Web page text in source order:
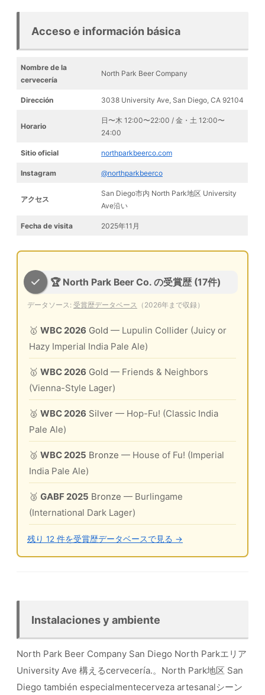
Acceso e información básica
Nombre de la
cervecería
North Park Beer Company
Dirección 3038 University Ave, San Diego, CA 92104
Horario
日〜木 12:00〜22:00 / 金・土 12:00〜
24:00
Sitio oficial northparkbeerco.com
Instagram @northparkbeerco
アクセス
San Diego市内 North Park地区 University
Ave沿い
Fecha de visita 2025年11月
🏆 North Park Beer Co. の受賞歴 (17件)
データソース: 受賞歴データベース （2026年まで収録）
🥇 WBC 2026 Gold — Lupulin Collider (Juicy or
Hazy Imperial India Pale Ale)
🥇 WBC 2026 Gold — Friends & Neighbors
(Vienna-Style Lager)
🥈 WBC 2026 Silver — Hop-Fu! (Classic India
Pale Ale)
🥉 WBC 2025 Bronze — House of Fu! (Imperial
India Pale Ale)
🥉 GABF 2025 Bronze — Burlingame
(International Dark Lager)
残り 12 件を受賞歴データベースで見る →
Instalaciones y ambiente
North Park Beer Company San Diego North Parkエリア
University Ave 構えるcervecería.。North Park地区 San
Diego también especialmentecerveza artesanalシーン